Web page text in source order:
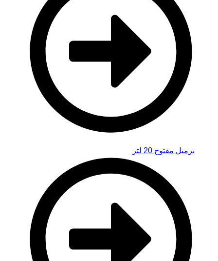
برميل مفتوح 20 لتر